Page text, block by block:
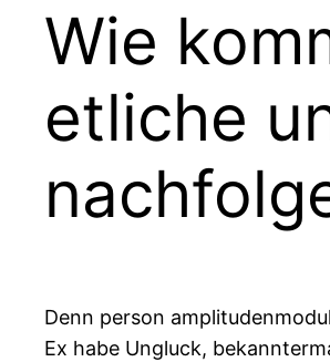
Wie
etliche
Denn person
Ex habe Ungluck,